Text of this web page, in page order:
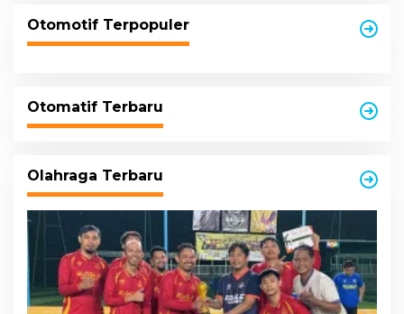
Otomotif Terpopuler
Otomatif Terbaru
Olahraga Terbaru